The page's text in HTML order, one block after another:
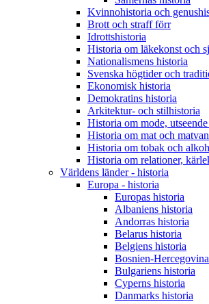
Kvinnohistoria och
Brott och straff förr
Idrottshistoria
Historia om läkekonst och
Nationalismens historia
Svenska högtider och
Ekonomisk historia
Demokratins historia
Arkitektur- och stilhistoria
Historia om mode,
Historia om mat och
Historia om tobak och
Historia om relationer,
Världens länder - historia
Europa - historia
Europas historia
Albaniens historia
Andorras historia
Belarus historia
Belgiens historia
Bosnien-
Bulgariens historia
Cyperns historia
Danmarks historia